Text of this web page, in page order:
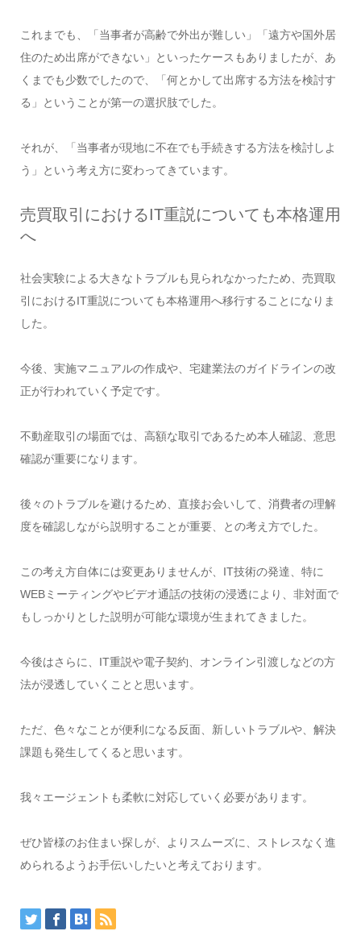
これまでも、「当事者が高齢で外出が難しい」「遠方や国外居
住のため出席ができない」といったケースもありましたが、あ
くまでも少数でしたので、「何とかして出席する方法を検討す
る」ということが第一の選択肢でした。
それが、「当事者が現地に不在でも手続きする方法を検討しよ
う」という考え方に変わってきています。
売買取引におけるIT重説についても本格運用
へ
社会実験による大きなトラブルも見られなかったため、売買取
引におけるIT重説についても本格運用へ移行することになりま
した。
今後、実施マニュアルの作成や、宅建業法のガイドラインの改
正が行われていく予定です。
不動産取引の場面では、高額な取引であるため本人確認、意思
確認が重要になります。
後々のトラブルを避けるため、直接お会いして、消費者の理解
度を確認しながら説明することが重要、との考え方でした。
この考え方自体には変更ありませんが、IT技術の発達、特に
WEBミーティングやビデオ通話の技術の浸透により、非対面で
もしっかりとした説明が可能な環境が生まれてきました。
今後はさらに、IT重説や電子契約、オンライン引渡しなどの方
法が浸透していくことと思います。
ただ、色々なことが便利になる反面、新しいトラブルや、解決
課題も発生してくると思います。
我々エージェントも柔軟に対応していく必要があります。
ぜひ皆様のお住まい探しが、よりスムーズに、ストレスなく進
められるようお手伝いしたいと考えております。